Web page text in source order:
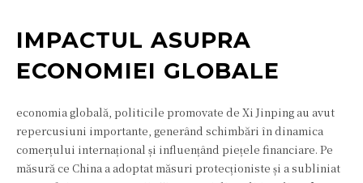
IMPACTUL ASUPRA
ECONOMIEI GLOBALE
economia globală, politicile promovate de Xi Jinping au avut
repercusiuni importante, generând schimbări în dinamica
comerțului internațional și influențând piețele financiare. Pe
măsură ce China a adoptat măsuri protecționiste și a subliniat